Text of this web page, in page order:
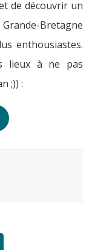
de découvrir un
Bretagne
enthousiastes.
lieux à ne pas
;)) :